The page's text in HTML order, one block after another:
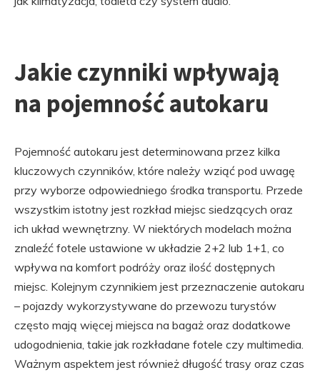
Jakie czynniki wpływają
na pojemność autokaru
Pojemność autokaru jest determinowana przez kilka
kluczowych czynników, które należy wziąć pod uwagę
przy wyborze odpowiedniego środka transportu. Przede
wszystkim istotny jest rozkład miejsc siedzących oraz
ich układ wewnętrzny. W niektórych modelach można
znaleźć fotele ustawione w układzie 2+2 lub 1+1, co
wpływa na komfort podróży oraz ilość dostępnych
miejsc. Kolejnym czynnikiem jest przeznaczenie autokaru
– pojazdy wykorzystywane do przewozu turystów
często mają więcej miejsca na bagaż oraz dodatkowe
udogodnienia, takie jak rozkładane fotele czy multimedia.
Ważnym aspektem jest również długość trasy oraz czas